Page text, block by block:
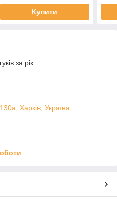
Купити
за рік
Харків, Україна